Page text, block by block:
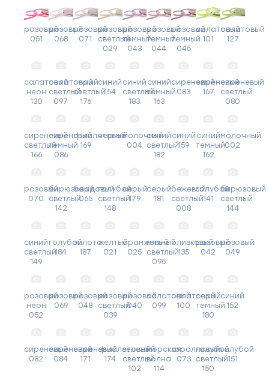
розовый
051
розовый
068
розовый
071
розовый
светлый
029
розовый
темный
043
розовый
темный
044
розовый
темный
045
салатовый
101
салатовый
127
салатовый
неон
130
салатовый
светлый
097
серый
светлый
176
синий
154
синий
светлый
183
синий
темный
163
сиреневый
083
сиреневый
167
сиреневый
светлый
080
сиреневый
светлый
166
сиреневый
темный
086
фиолетовый
169
черныймолочный
004
синий
светлый
182
синий
159
синий
темный
162
молочный
002
розовый
070
бирюзовый
светлый
142
бордовый
065
голубой
светлый
148
серый
179
серый
181
бежевый
светлый
008
голубой
141
бирюзовый
светлый
144
синий
светлый
149
голубой
184
золото
187
желтый
021
оранжевый
025
мятный
светлый
095
оливковый
135
розовый
042
розовый
049
розовый
неон
052
розовый
069
розовый
048
розовый
светлый
039
розовый
040
салатовый
099
салатовый
100
серый
темный
180
синий
152
сиреневый
082
сиреневый
084
сиреневый
171
фиолетовый
174
зеленый
светлый
102
морская
волна
114
коралловый
073
голубой
светлый
150
голубой
151